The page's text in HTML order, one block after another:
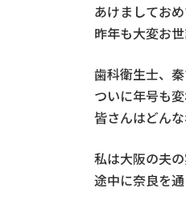
あけましてお
昨年も大変お
歯科衛生士、
ついに年号も
皆さんはどん
私は大阪の夫
途中に奈良を